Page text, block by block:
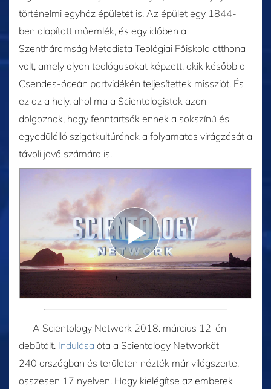
történelmi egyház épületét is. Az épület egy 1844-
ben alapított műemlék, és egy időben a
Szentháromság Metodista Teológiai Főiskola otthona
volt, amely olyan teológusokat képzett, akik később a
Csendes-óceán partvidékén teljesítettek missziót. És
ez az a hely, ahol ma a Scientologistok azon
dolgoznak, hogy fenntartsák ennek a sokszínű és
egyedülálló szigetkultúrának a folyamatos virágzását a
távoli jövő számára is.
A Scientology Network 2018. március 12-én
debütált. Indulása óta a Scientology Networköt
240 országban és területen nézték már világszerte,
összesen 17 nyelven. Hogy kielégítse az emberek